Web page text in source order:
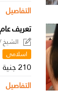
التفاصيل
تعريف
اسلامى
210 جنية
التفاصيل